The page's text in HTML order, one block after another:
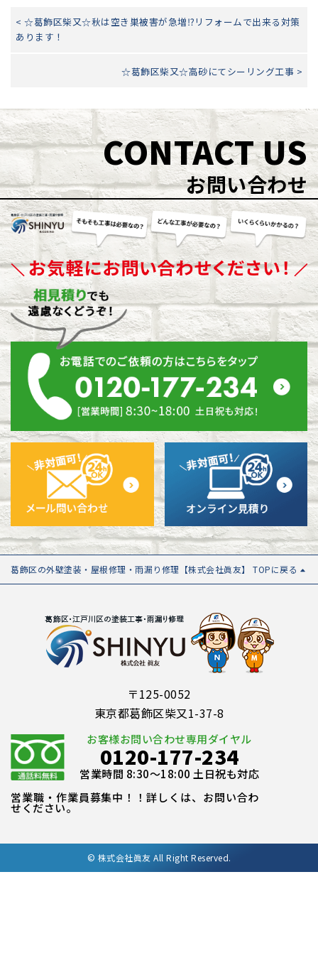
< ☆葛飾区柴又☆秋は空き巣被害が急増⁉リフォームで出来る対策
あります！
☆葛飾区柴又☆高砂にてシーリング工事 >
CONTACT US
お問い合わせ
葛飾区の外壁塗装・屋根修理・雨漏り修理【株式会社眞友】 TOPに戻る
〒125-0052
東京都葛飾区柴又1-37-8
お客様お問い合わせ専用ダイヤル
0120-177-234
営業時間 8:30～18:00 土日祝も対応
営業職・作業員募集中！！詳しくは、お問い合わ
せください。
© 株式会社眞友 All Right Reserved.